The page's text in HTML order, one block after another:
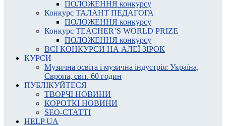
ПОЛОЖЕННЯ конкурсу
Конкурс ТАЛАНТ ПЕДАГОГА
ПОЛОЖЕННЯ конкурсу
Конкурс TEACHER’S WORLD PRIZE
ПОЛОЖЕННЯ конкурсу
ВСІ КОНКУРСИ НА АЛЕЇ ЗІРОК
КУРСИ
Музична освіта і музична індустрія: Україна,
Європа, світ. 60 годин
ПУБЛІКУЙТЕСЯ
ТВОРЧІ НОВИНИ
КОРОТКІ НОВИНИ
SEO-СТАТТІ
HELP UA